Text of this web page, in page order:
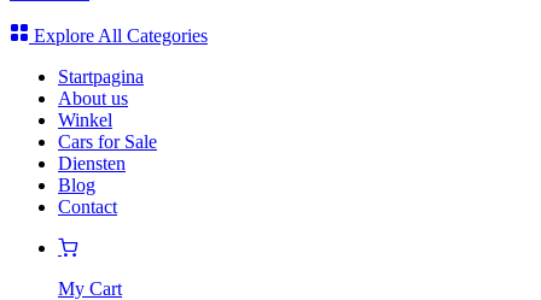
Explore All Categories
Startpagina
About us
Winkel
Cars for Sale
Diensten
Blog
Contact
My Cart